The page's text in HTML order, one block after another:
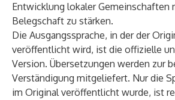
Entwicklung lokaler Gemeinschaften
Belegschaft zu stärken.
Die Ausgangssprache, in der der
veröffentlicht wird, ist die offizielle
Version. Übersetzungen werden zur
Verständigung mitgeliefert. Nur die
im Original veröffentlicht wurde, ist